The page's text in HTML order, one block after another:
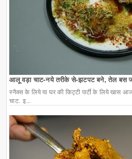
आलू वड़ा चाट-नये तरीके से-झटपट बने, तेल बस
स्नैक्स के लिये या घर की किट्टी पार्टी के लिये खास
चाट. इ...